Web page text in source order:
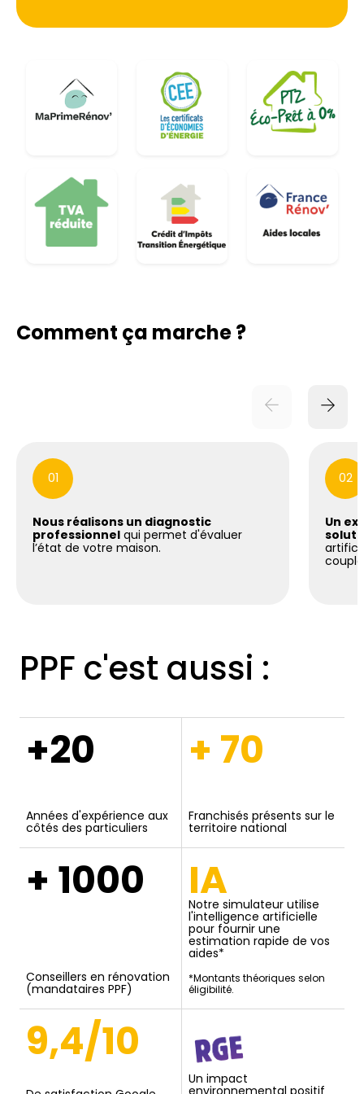
la clé pour garantir la pérennité du logement face
aux intempéries bretonnes.
Comment ça marche ?
01
Nous réalisons un diagnostic
professionnel qui permet d'évaluer
l’état de votre maison.
02
Un
PPF c'est aussi :
+20
Années d'expérience aux
côtés des particuliers
+ 70
Franchisés présents sur le
territoire national
+ 1000
Conseillers en rénovation
(mandataires PPF)
IA
Notre simulateur utilise
l'intelligence artificielle
pour fournir une
estimation rapide de vos
aides*
*Montants théoriques selon
éligibilité.
9,4/10
Un impact
environnemental positif